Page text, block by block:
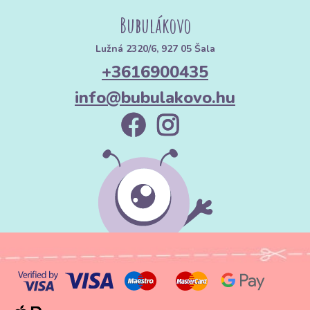
Bubulákovo
Lužná 2320/6, 927 05 Šala
+3616900435
info@bubulakovo.hu